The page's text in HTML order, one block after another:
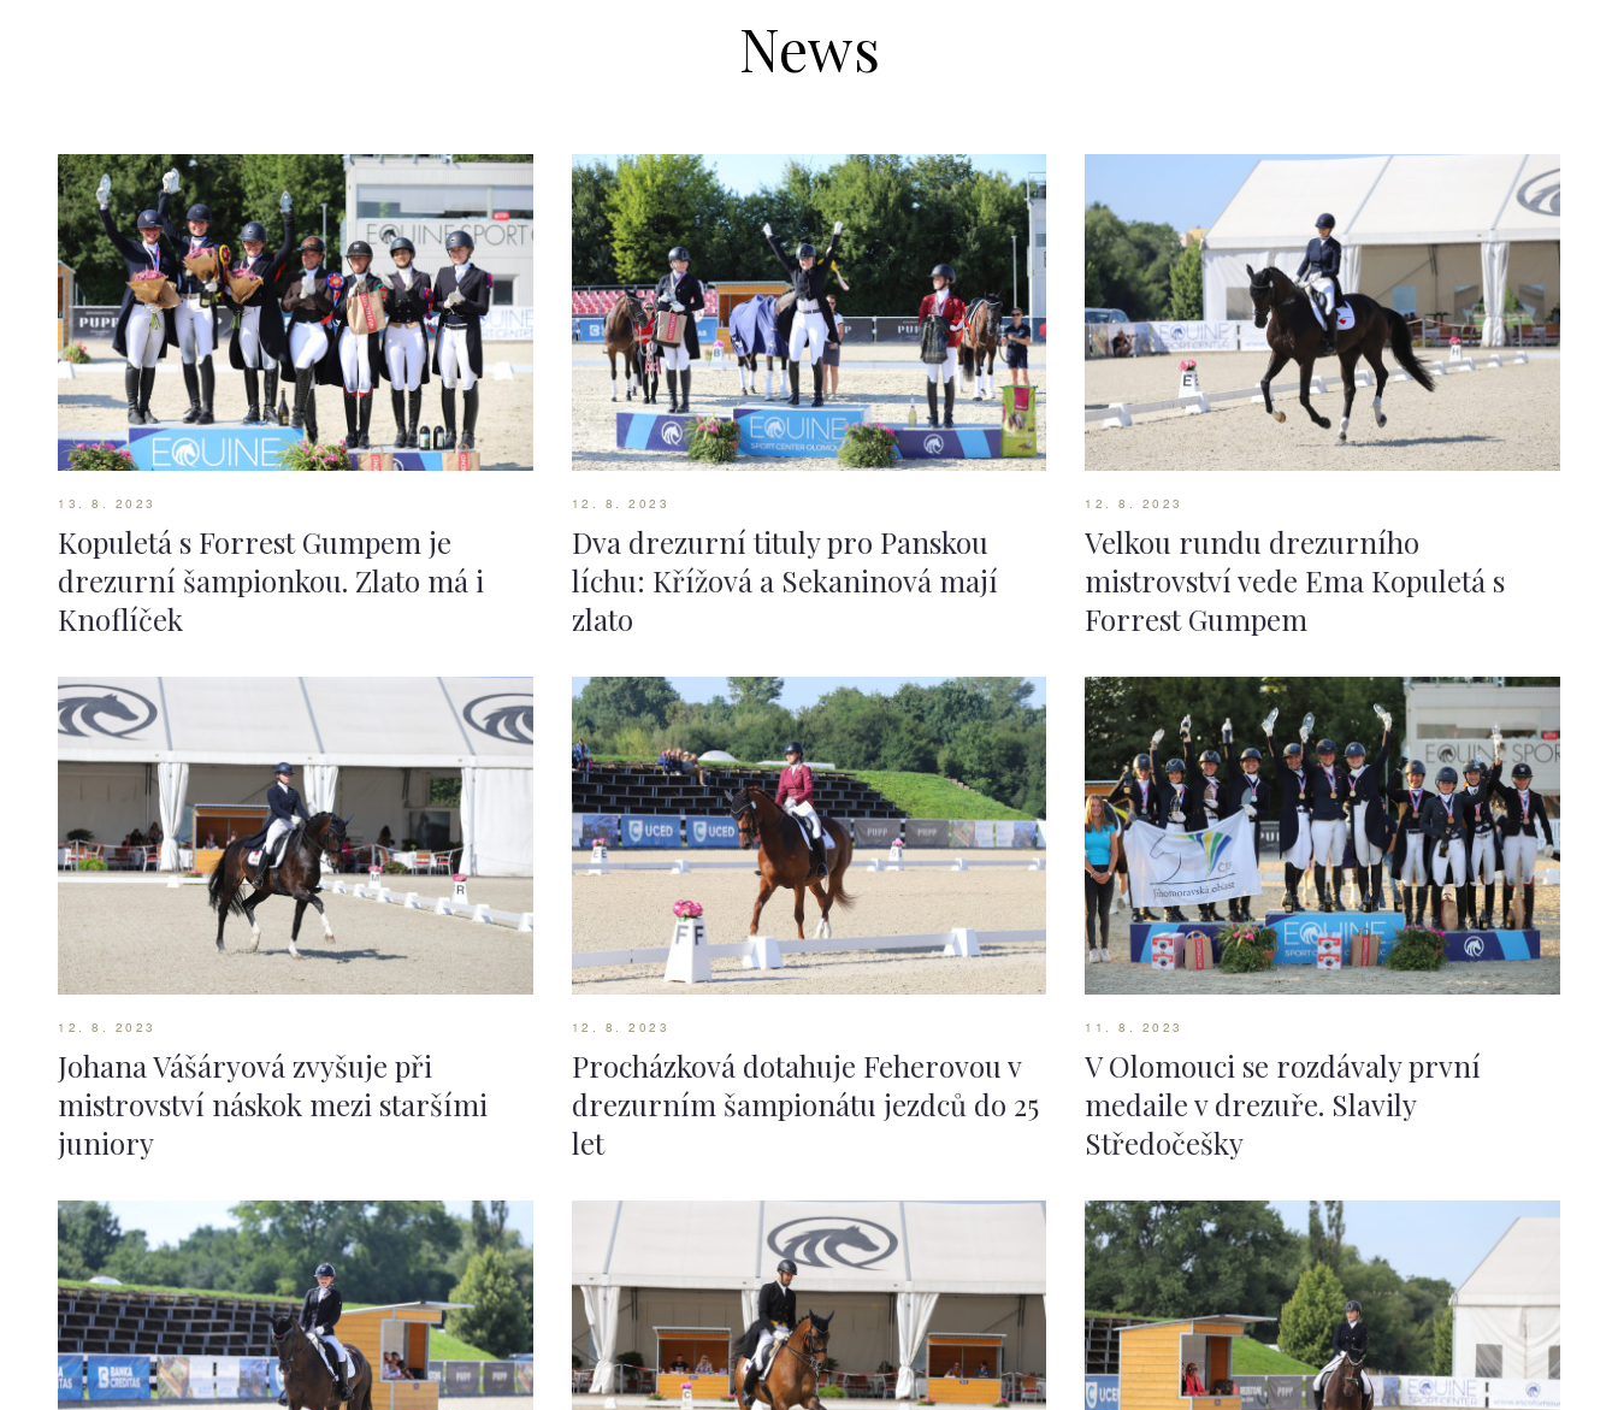
News
13. 8. 2023
Kopuletá s Forrest Gumpem je
drezurní šampionkou. Zlato má i
Knoflíček
12. 8. 2023
Dva drezurní tituly pro Panskou
líchu: Křížová a Sekaninová mají
zlato
12. 8. 2023
Velkou rundu drezurního
mistrovství vede Ema Kopuletá s
Forrest Gumpem
12. 8. 2023
Johana Vášáryová zvyšuje při
mistrovství náskok mezi staršími
juniory
12. 8. 2023
Procházková dotahuje Feherovou v
drezurním šampionátu jezdců do 25
let
11. 8. 2023
V Olomouci se rozdávaly první
medaile v drezuře. Slavily
Středočešky